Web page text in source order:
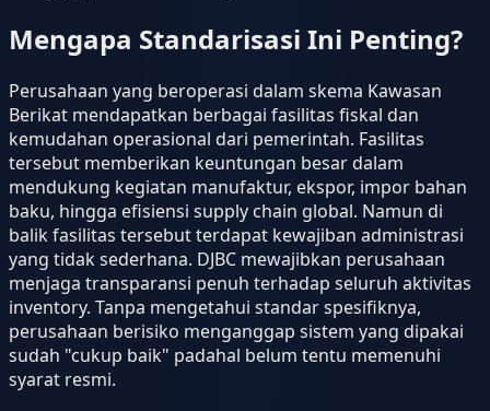
Mengapa Standarisasi Ini Penting?
Perusahaan yang beroperasi dalam skema Kawasan
Berikat mendapatkan berbagai fasilitas fiskal dan
kemudahan operasional dari pemerintah. Fasilitas
tersebut memberikan keuntungan besar dalam
mendukung kegiatan manufaktur, ekspor, impor bahan
baku, hingga efisiensi supply chain global. Namun di
balik fasilitas tersebut terdapat kewajiban administrasi
yang tidak sederhana. DJBC mewajibkan perusahaan
menjaga transparansi penuh terhadap seluruh aktivitas
inventory. Tanpa mengetahui standar spesifiknya,
perusahaan berisiko menganggap sistem yang dipakai
sudah "cukup baik" padahal belum tentu memenuhi
syarat resmi.